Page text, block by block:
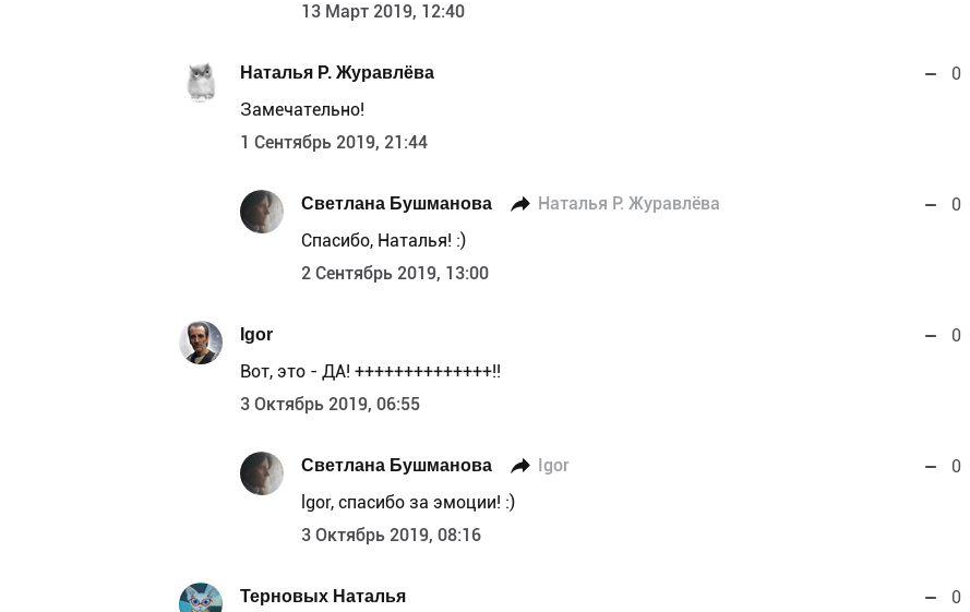
13 Март 2019, 12:40
Наталья Р. Журавлёва
0
Замечательно!
1 Сентябрь 2019, 21:44
Светлана Бушманова Наталья Р. Журавлёва
0
Спасибо, Наталья! :)
2 Сентябрь 2019, 13:00
Igor
0
Вот, это - ДА! ++++++++++++++!!
3 Октябрь 2019, 06:55
Светлана Бушманова Igor
0
lgor, спасибо за эмоции! :)
3 Октябрь 2019, 08:16
Терновых Наталья
0